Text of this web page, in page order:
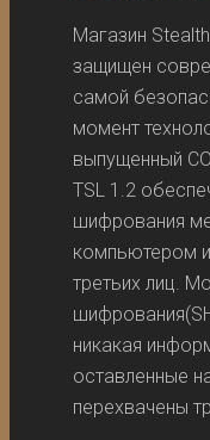
Магазин
защищен
самой
момент
выпущенный
TSL 1.2
шифрования
компьютером
третьих лиц.
никакая
оставленные
перехвачены